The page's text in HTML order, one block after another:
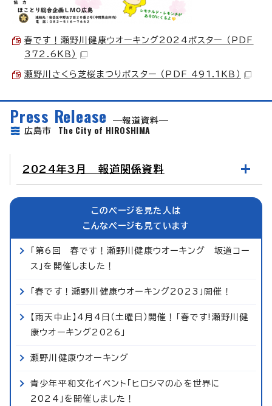
春です！瀬野川健康ウオーキング2024ポスター （PDF
372.6KB）
瀬野川さくら芝桜まつりポスター （PDF 491.1KB）
Press Release
報道資料
広島市 The City of HIROSHIMA
2024年3月 報道関係資料
このページを見た人は
こんなページも見ています
「第6回 春です！瀬野川健康ウオーキング 坂道コー
ス」を開催しました！
「春です！瀬野川健康ウオーキング2023」開催！
【雨天中止】4月4日（土曜日）開催！「春です!瀬野川健
康ウオーキング2026」
瀬野川健康ウオーキング
青少年平和文化イベント「ヒロシマの心を世界に
2024」を開催しました！